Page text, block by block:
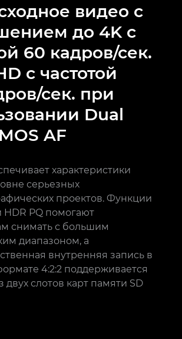
видео с
до 4K с
60 кадров/сек.
с частотой
сек. при
Dual
AF
характеристики
серьезных
проектов. Функции
HDR PQ помогают
снимать с большим
диапазоном, а
внутренняя запись в
4:2:2 поддерживается
слотов карт памяти SD